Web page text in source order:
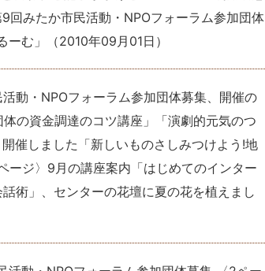
回みたか市民活動・NPOフォーラム参加団体
む」
（2010年09月01日 ）
活動・NPOフォーラム参加団体募集、開催の
の資金調達のコツ講座」「演劇的元気のつ
催しました「新しいものさしみつけよう!地
ージ〉9月の講座案内「はじめてのインター
術」、センターの花壇に夏の花を植えまし